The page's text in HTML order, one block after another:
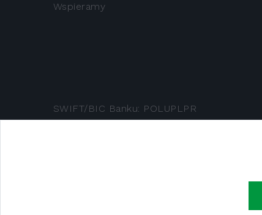
Wspieramy
SWIFT/BIC Banku: POLUPLPR